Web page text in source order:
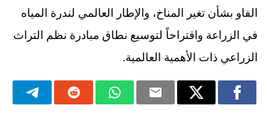
الفاو بشأن تغير المناخ، والإطار العالمي لندرة المياه
في الزراعة واقتراحاً لتوسيع نطاق مبادرة نظم التراث
الزراعي ذات الأهمية العالمية.